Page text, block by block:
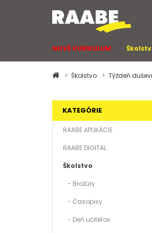
NOVÉ KURIKULUM
Školstvo Týždeň
KATEGÓRIE
RAABE APLIKÁCIE
RAABE DIGITAL
Školstvo
- Brožúry
- Časopisy
- Deň učiteľov